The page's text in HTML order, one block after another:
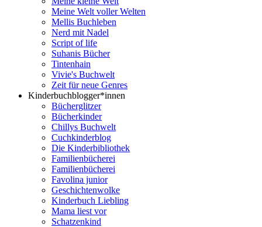
Meine Welt voller Welten
Mellis Buchleben
Nerd mit Nadel
Script of life
Suhanis Bücher
Tintenhain
Vivie's Buchwelt
Zeit für neue Genres
Kinderbuchblogger*innen
Bücherglitzer
Bücherkinder
Chillys Buchwelt
Cuchkinderblog
Die Kinderbibliothek
Familienbücherei
Familienbücherei
Favolina junior
Geschichtenwolke
Kinderbuch Liebling
Mama liest vor
Schatzenkind